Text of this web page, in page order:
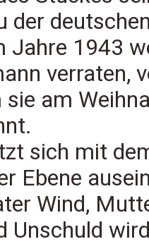
der
Jahre 1943
verraten,
sie am
sich mit
Ebene
Wind,
Unschuld